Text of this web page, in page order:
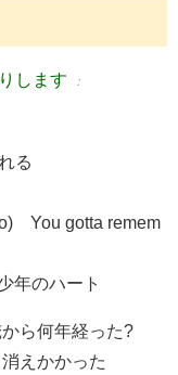
します ：
る
You gotta remem
年のハート
から何年経った?
えかかった